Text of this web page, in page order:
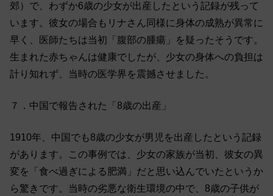
郊）で、わずか6歳の少女が出産したという記録が残って
います。彼女の場合もリナさん同様に身体の成熟が異常に
早く、医師たちは当初「腹部の腫瘍」を疑ったそうです。
生まれた赤ちゃんは健康でしたが、少女の身体への負担は
計り知れず、当時の医学界を震撼させました。
７．中国で報告された「8歳の出産」
1910年、中国でも8歳の少女が男児を出産したという記録
があります。この事例では、少女の家族が当初、彼女の異
変を「食べ過ぎによる肥満」だと思い込んでいたというか
ら驚きです。当時の劣悪な衛生環境の中で、8歳の子供が